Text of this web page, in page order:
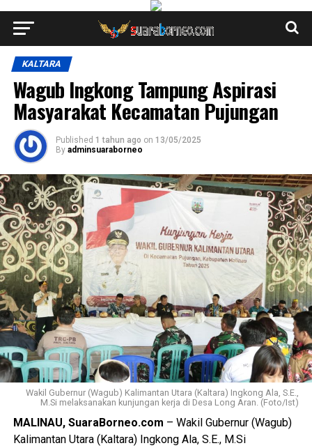
KALTARA
Wagub Ingkong Tampung Aspirasi
Masyarakat Kecamatan Pujungan
Published 1 tahun ago on 13/05/2025
By adminsuaraborneo
Wakil Gubernur (Wagub) Kalimantan Utara (Kaltara) Ingkong Ala, S.E.,
M.Si melaksanakan kunjungan kerja di Desa Long Aran. (Foto/Ist)
MALINAU, SuaraBorneo.com – Wakil Gubernur (Wagub)
Kalimantan Utara (Kaltara) Ingkong Ala, S.E., M.Si